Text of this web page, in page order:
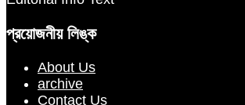
প্রয়োজনীয় লিঙ্ক
About Us
archive
Contact Us